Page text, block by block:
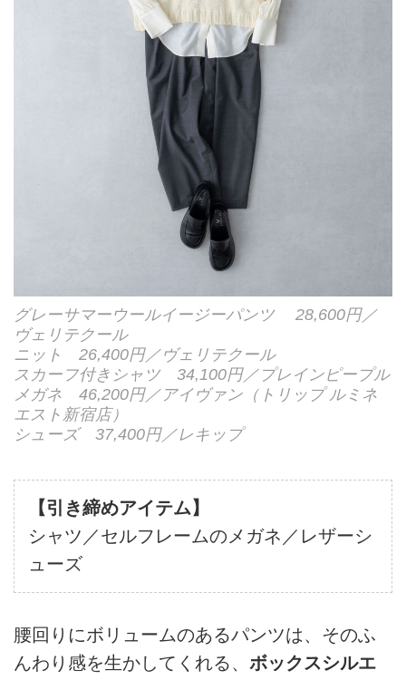
グレーサマーウールイージーパンツ 28,600円／
ヴェリテクール
ニット 26,400円／ヴェリテクール
スカーフ付きシャツ 34,100円／プレインピープル
メガネ 46,200円／アイヴァン（トリップ ルミネ
エスト新宿店）
シューズ 37,400円／レキップ
【引き締めアイテム】
シャツ／セルフレームのメガネ／レザーシ
ューズ
腰回りにボリュームのあるパンツは、そのふ
んわり感を生かしてくれる、 ボックスシルエ